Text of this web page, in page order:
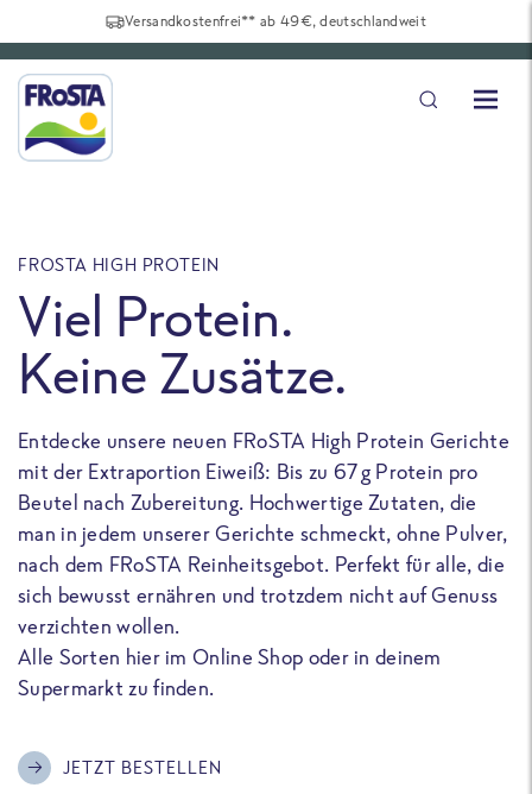
Versandkostenfrei** ab 49€, deutschlandweit
FROSTA HIGH PROTEIN
Viel Protein.
Keine Zusätze.
Entdecke unsere neuen FRoSTA High Protein Gerichte
mit der Extraportion Eiweiß: Bis zu 67 g Protein pro
Beutel nach Zubereitung. Hochwertige Zutaten, die
man in jedem unserer Gerichte schmeckt, ohne Pulver,
nach dem FRoSTA Reinheitsgebot. Perfekt für alle, die
sich bewusst ernähren und trotzdem nicht auf Genuss
verzichten wollen.
Alle Sorten hier im Online Shop oder in deinem
Supermarkt zu finden.
JETZT BESTELLEN